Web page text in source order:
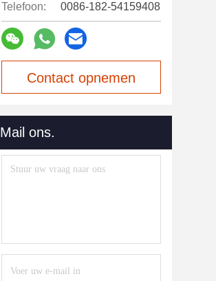
Telefoon: 0086-182-54159408
Contact opnemen
Mail ons.